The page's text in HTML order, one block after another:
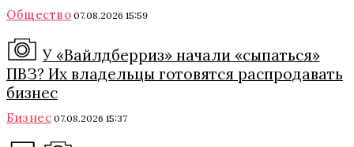
Общество 07.08.2026 15:59
У «Вайлдберриз» начали «сыпаться»
ПВЗ? Их владельцы готовятся распродавать
бизнес
Бизнес 07.08.2026 15:37